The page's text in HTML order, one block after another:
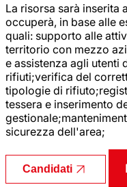
La risorsa sarà inserita
occuperà, in base alle
quali: supporto alle
territorio con mezzo
e assistenza agli utenti
rifiuti;verifica del
tipologie di
tessera e inserimento
sicurezza dell'area;
Candidati